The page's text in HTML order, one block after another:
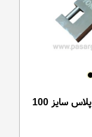
سایز 100